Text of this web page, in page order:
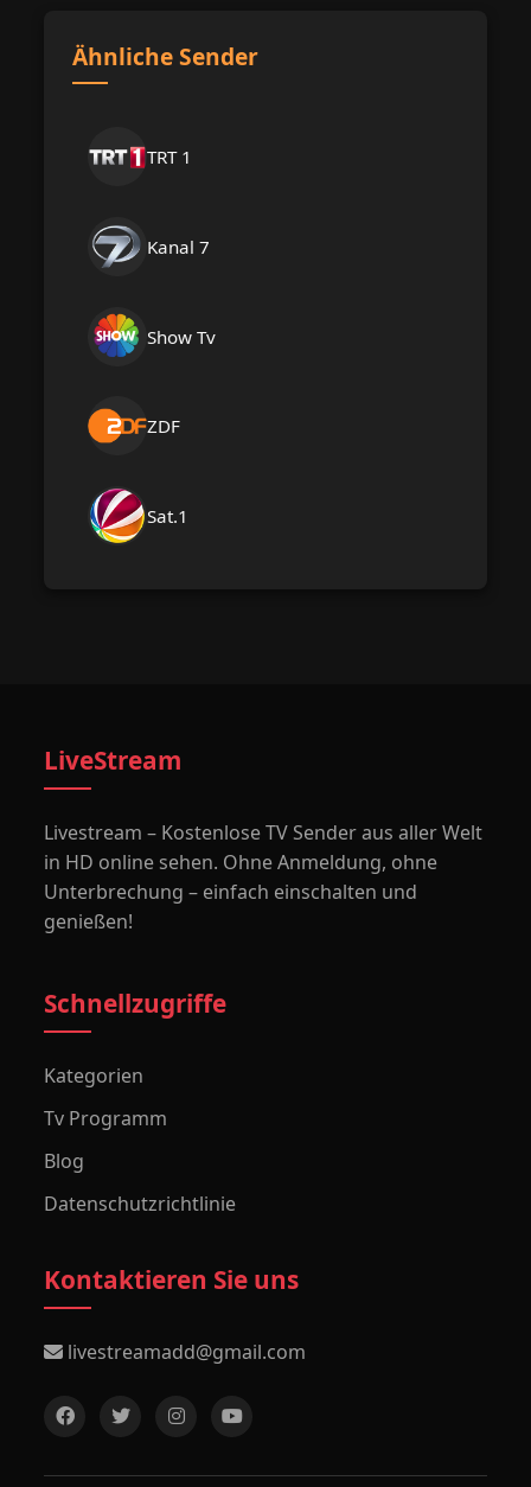
Ähnliche Sender
TRT 1
Kanal 7
Show Tv
ZDF
Sat.1
LiveStream
Livestream – Kostenlose TV Sender aus aller Welt
in HD online sehen. Ohne Anmeldung, ohne
Unterbrechung – einfach einschalten und
genießen!
Schnellzugriffe
Kategorien
Tv Programm
Blog
Datenschutzrichtlinie
Kontaktieren Sie uns
livestreamadd@gmail.com